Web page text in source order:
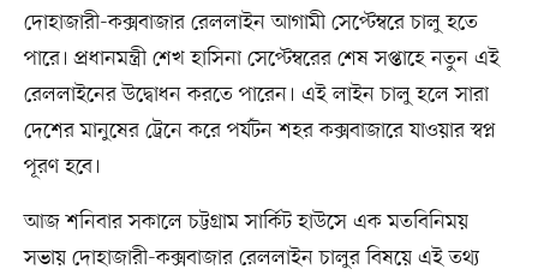
দোহাজারী-কক্সবাজার রেললাইন আগামী সেপ্টেম্বরে চালু হতে
পারে। প্রধানমন্ত্রী শেখ হাসিনা সেপ্টেম্বরের শেষ সপ্তাহে নতুন এই
রেললাইনের উদ্বোধন করতে পারেন। এই লাইন চালু হলে সারা
দেশের মানুষের ট্রেনে করে পর্যটন শহর কক্সবাজারে যাওয়ার স্বপ্ন
পূরণ হবে।
আজ শনিবার সকালে চট্টগ্রাম সার্কিট হাউসে এক মতবিনিময়
সভায় দোহাজারী-কক্সবাজার রেললাইন চালুর বিষয়ে এই তথ্য